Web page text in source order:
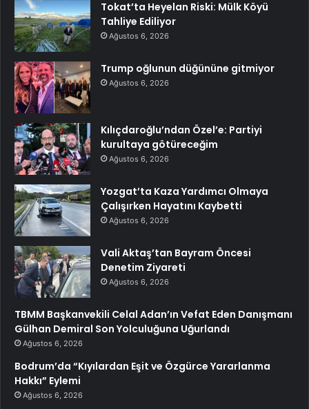
Tokat’ta Heyelan Riski: Mülk Köyü
Tahliye Ediliyor
Ağustos 6, 2026
Trump oğlunun düğününe gitmiyor
Ağustos 6, 2026
Kılıçdaroğlu’ndan Özel’e: Partiyi
kurultaya götüreceğim
Ağustos 6, 2026
Yozgat’ta Kaza Yardımcı Olmaya
Çalışırken Hayatını Kaybetti
Ağustos 6, 2026
Vali Aktaş’tan Bayram Öncesi
Denetim Ziyareti
Ağustos 6, 2026
TBMM Başkanvekili Celal Adan’ın Vefat Eden Danışmanı
Gülhan Demiral Son Yolculuğuna Uğurlandı
Ağustos 6, 2026
Bodrum’da “Kıyılardan Eşit ve Özgürce Yararlanma
Hakkı” Eylemi
Ağustos 6, 2026